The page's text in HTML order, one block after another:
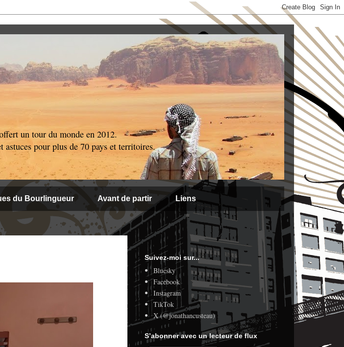
un tour du monde en 2012.
astuces pour plus de 70 pays et territoires.
du Bourlingueur Avant de partir Liens
Suivez-moi sur...
Bluesky
Facebook
Instagram
TikTok
X (@jonathancusteau)
S’abonner avec un lecteur de flux